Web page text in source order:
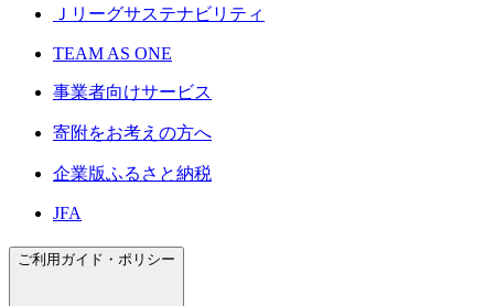
Ｊリーグサステナビリティ
TEAM AS ONE
事業者向けサービス
寄附をお考えの方へ
企業版ふるさと納税
JFA
ご利用ガイド・ポリシー